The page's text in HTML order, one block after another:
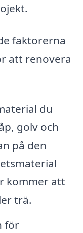
faktorerna
att renovera
du
golv och
på den
kommer att
trä.
för